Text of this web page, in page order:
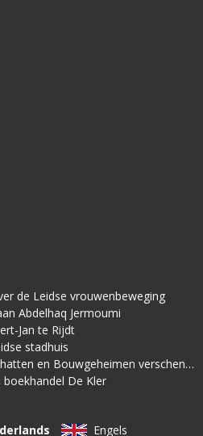
de Leidse vrouwenbeweging
Abdelhaq Jermoumi
Jan te Rijdt
stadhuis
Deel 10 in de serie Bodemschatten en Bouwgeheimen verschenen
De Kler
Engels